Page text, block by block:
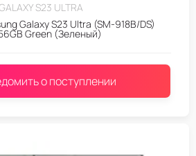
S23 ULTRA
Galaxy S23 Ultra (SM-918B/DS)
Green (Зеленый)
о поступлении